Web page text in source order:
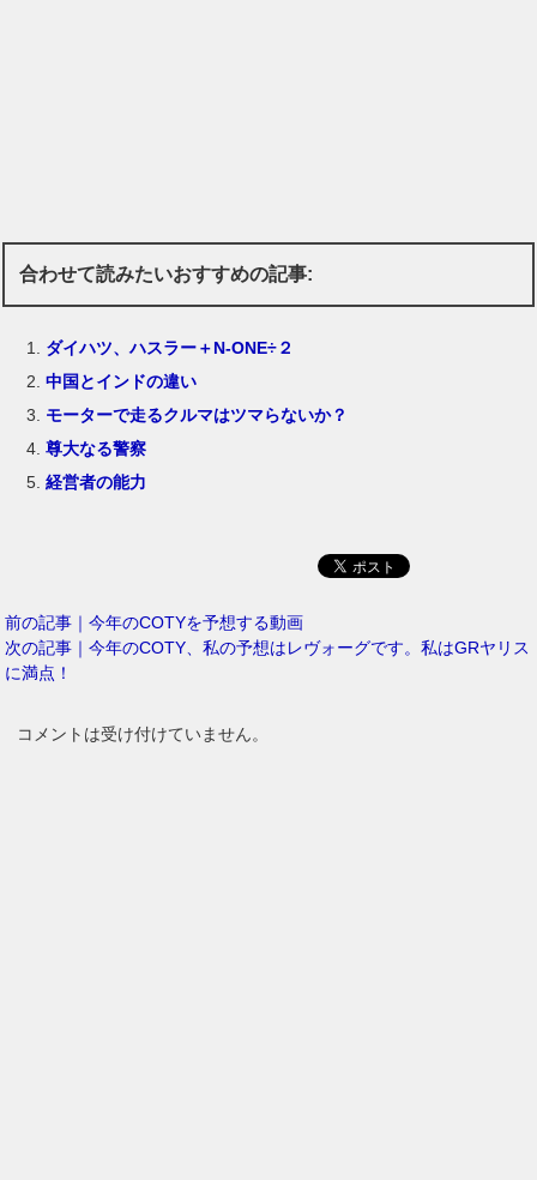
合わせて読みたいおすすめの記事:
ダイハツ、ハスラー＋N-ONE÷２
中国とインドの違い
モーターで走るクルマはツマらないか？
尊大なる警察
経営者の能力
前の記事｜今年のCOTYを予想する動画
次の記事｜今年のCOTY、私の予想はレヴォーグです。私はGRヤリス
に満点！
コメントは受け付けていません。